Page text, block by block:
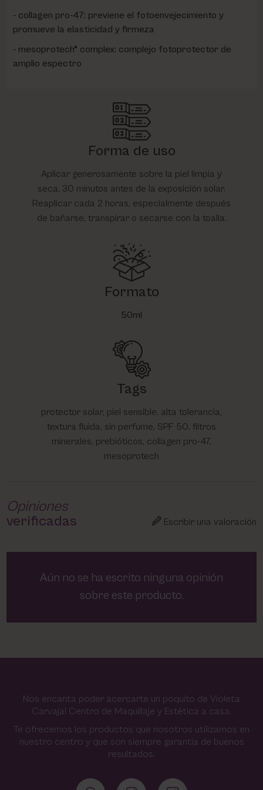
collagen pro-47: previene el fotoenvejecimiento y
promueve la elasticidad y firmeza
mesoprotech® complex: complejo fotoprotector de
amplio espectro
Forma de uso
Aplicar generosamente sobre la piel limpia y
seca, 30 minutos antes de la exposición solar.
Reaplicar cada 2 horas, especialmente después
de bañarse, transpirar o secarse con la toalla.
Formato
50ml
Tags
protector solar, piel sensible, alta tolerancia,
textura fluida, sin perfume, SPF 50, filtros
minerales, prebióticos, collagen pro-47,
mesoprotech
Opiniones
verificadas
Escribir una valoración
Aún no se ha escrito ninguna opinión
sobre este producto.
Nos encanta poder acercarte un poquito de Violeta
Carvajal Centro de Maquillaje y Estética a casa.
Te ofrecemos los productos que nosotros utilizamos en
nuestro centro y que son siempre garantía de buenos
resultados.